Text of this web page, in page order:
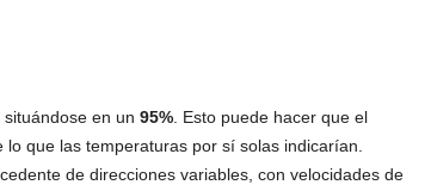
en un 95%. Esto puede hacer que el
que las temperaturas por sí solas indicarían.
de direcciones variables, con velocidades de